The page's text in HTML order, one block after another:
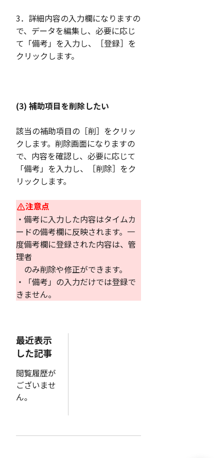
3．詳細内容の入力欄になりますの
で、データを編集し、必要に応じ
て「備考」を入力し、［登録］を
クリックします。
(3) 補助項目を削除したい
該当の補助項目の［削］をクリッ
クします。削除画面になりますの
で、内容を確認し、必要に応じて
「備考」を入力し、［削除］をク
リックします。
注意点
・備考に入力した内容はタイムカ
ードの備考欄に反映されます。一
度備考欄に登録された内容は、管
理者
のみ削除や修正ができます。
・「備考」の入力だけでは登録で
きません。
最近表示
した記事
閲覧履歴が
ございませ
ん。